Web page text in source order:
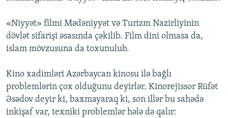
«Niyyət» filmi Mədəniyyət və Turizm Nazirliyinin
dövlət sifarişi əsasında çəkilib. Film dini olmasa da,
islam mövzusuna da toxunulub.
Kino xadimləri Azərbaycan kinosu ilə bağlı
problemlərin çox olduğunu deyirlər. Kinorejissor Rüfət
Əsədov deyir ki, baxmayaraq ki, son illər bu sahədə
inkişaf var, texniki problemlər hələ də qalır: